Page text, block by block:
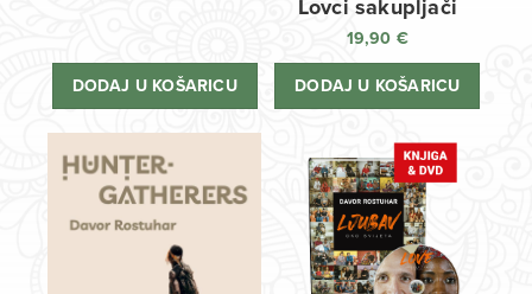
DODAJ U KOŠARICU
Lovci sakupljači
19,90 €
DODAJ U KOŠARICU